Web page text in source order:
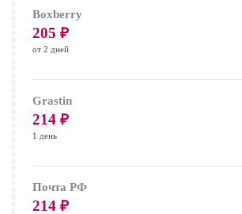
Boxberry
205 ₽
от 2 дней
Grastin
214 ₽
1 день
Почта РФ
214 ₽